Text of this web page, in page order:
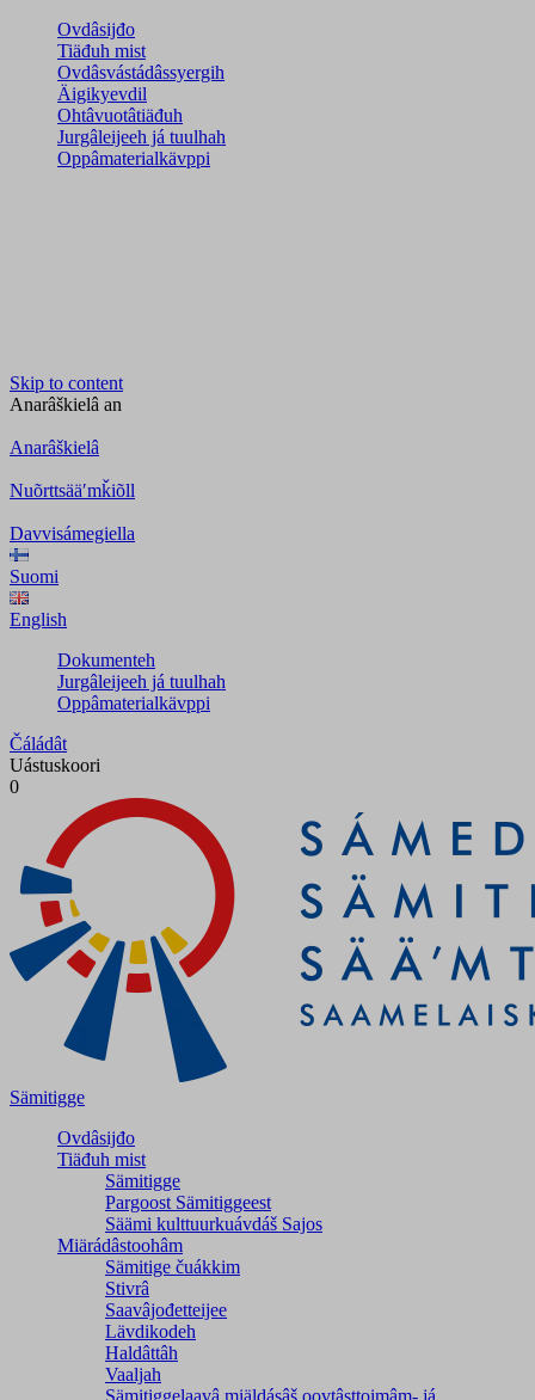
Ovdâsijđo
Tiäđuh mist
Ovdâsvástádâssyergih
Äigikyevdil
Ohtâvuotâtiäđuh
Jurgâleijeeh já tuulhah
Oppâmaterialkävppi
Skip to content
Anarâškielâ an
Anarâškielâ
Nuõrttsääʹmǩiõll
Davvisámegiella
Suomi
English
Dokumenteh
Jurgâleijeeh já tuulhah
Oppâmaterialkävppi
Čáládât
Uástuskoori
0
Sämitigge
Ovdâsijđo
Tiäđuh mist
Sämitigge
Pargoost Sämitiggeest
Säämi kulttuurkuávdáš Sajos
Miärádâstoohâm
Sämitige čuákkim
Stivrâ
Saavâjođetteijee
Lävdikodeh
Haldâttâh
Vaaljah
Sämitiggelaavâ miäldásâš oovtâsttoimâm- já